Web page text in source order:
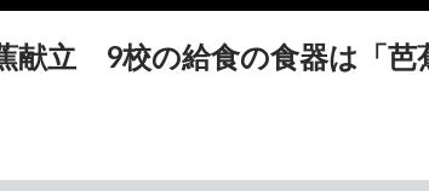
献立 9校の給食の食器は「芭